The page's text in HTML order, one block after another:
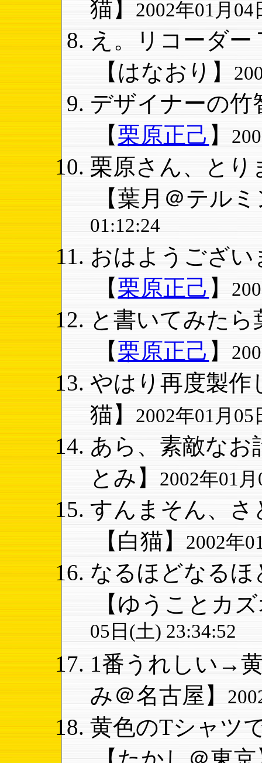
猫】
2002年01月04
え。リコーダ
【はなおり】
デザイナーの竹
【栗原正己 】
栗原さん、とり
【葉月＠テル
01:12:24
おはようござ
【栗原正己 】
と書いてみた
【栗原正己 】
やはり再度製作
猫】
2002年01月05
あら、素敵なお
とみ】
2002年01
すんまそん、さ
【白猫】
2002年
なるほどなるほ
【ゆうことカ
05日(土) 23:34:52
1番うれしい→
み＠名古屋】
黄色のTシャツ